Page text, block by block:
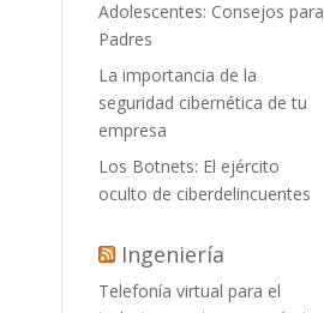
Adolescentes: Consejos para
Padres
La importancia de la
seguridad cibernética de tu
empresa
Los Botnets: El ejército
oculto de ciberdelincuentes
Ingeniería
Telefonía virtual para el